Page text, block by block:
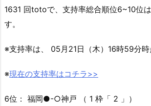
1631 回totoで、支持率総合順位6~10位
す。
※支持率は、 05月21日（木）16時59分時
※現在の支持率はコチラ>>
6位： 福岡●-○神戸 （ 1 枠「 2 」）